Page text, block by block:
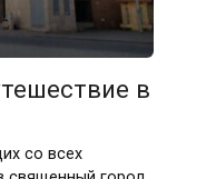
22.04.2026
в
со всех